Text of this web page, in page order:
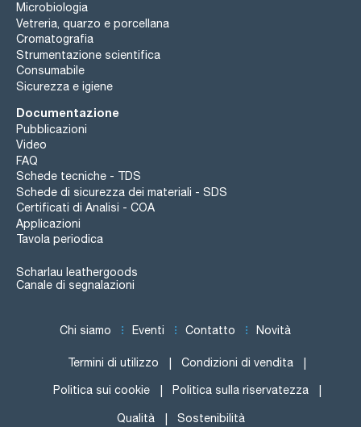
Microbiologia
Vetreria, quarzo e porcellana
Cromatografia
Strumentazione scientifica
Consumabile
Sicurezza e igiene
Documentazione
Pubblicazioni
Video
FAQ
Schede tecniche - TDS
Schede di sicurezza dei materiali - SDS
Certificati di Analisi - COA
Applicazioni
Tavola periodica
Scharlau leathergoods
Canale di segnalazioni
Chi siamo Eventi Contatto Novità
Termini di utilizzo Condizioni di vendita
Politica sui cookie Politica sulla riservatezza
Qualità Sostenibilità